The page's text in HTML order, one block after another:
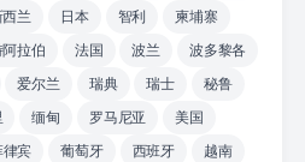
西兰 日本 智利
柬埔寨
拉伯 法国 波兰
波多黎各
爱尔兰 瑞典 瑞士
秘鲁
缅甸 罗马尼亚
美国
宾 葡萄牙 西班牙
越南